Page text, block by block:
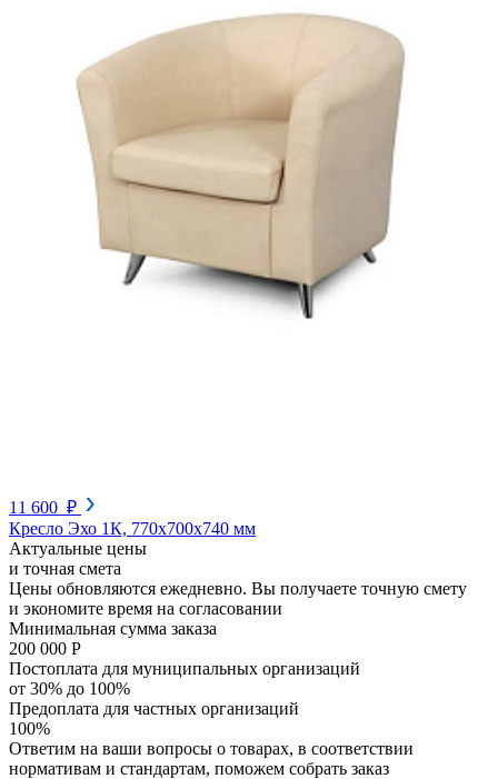
11 600 ₽
Кресло Эхо 1К, 770х700х740 мм
Актуальные цены
и точная смета
Цены обновляются ежедневно. Вы получаете точную смету
и экономите время на согласовании
Минимальная сумма заказа
200 000 Р
Постоплата для муниципальных организаций
от 30% до 100%
Предоплата для частных организаций
100%
Ответим на ваши вопросы о товарах, в соответствии
нормативам и стандартам, поможем собрать заказ